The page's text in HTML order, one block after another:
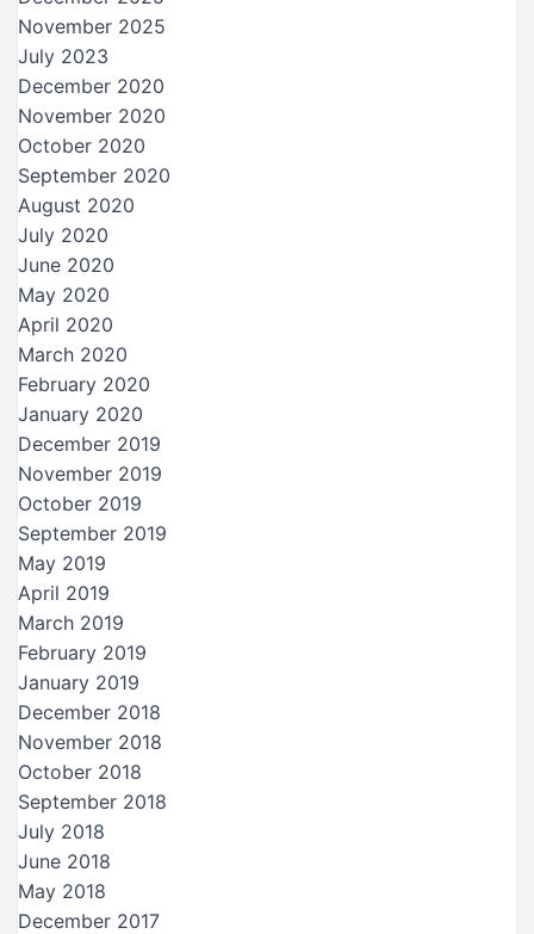
November 2025
July 2023
December 2020
November 2020
October 2020
September 2020
August 2020
July 2020
June 2020
May 2020
April 2020
March 2020
February 2020
January 2020
December 2019
November 2019
October 2019
September 2019
May 2019
April 2019
March 2019
February 2019
January 2019
December 2018
November 2018
October 2018
September 2018
July 2018
June 2018
May 2018
December 2017